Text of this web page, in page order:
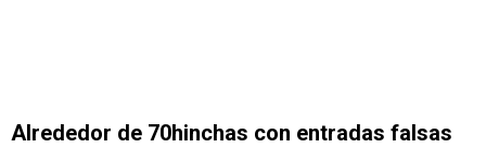
Alrededor de 70hinchas con entradas falsas